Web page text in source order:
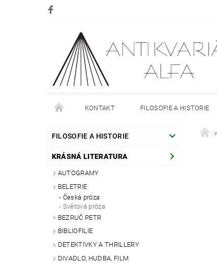
KONTAKT FILOSOFIE A HISTORIE
DOPRAVA PLATBA O NÁKUPU
FILOSOFIE A HISTORIE
KRÁSNÁ LITERATURA
AUTOGRAMY
BELETRIE
Česká próza
Světová próza
BEZRUČ PETR
BIBLIOFILIE
DETEKTIVKY A THRILLERY
DIVADLO, HUDBA, FILM